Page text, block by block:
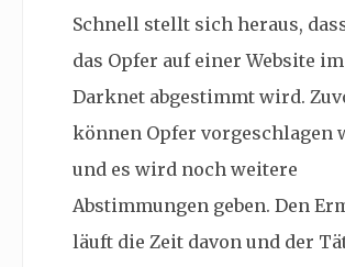
Schnell stellt sich heraus,
das Opfer auf einer Website im
Darknet abgestimmt wird.
können Opfer vorgeschlagen
und es wird noch weitere
Abstimmungen geben. Den
läuft die Zeit davon und der